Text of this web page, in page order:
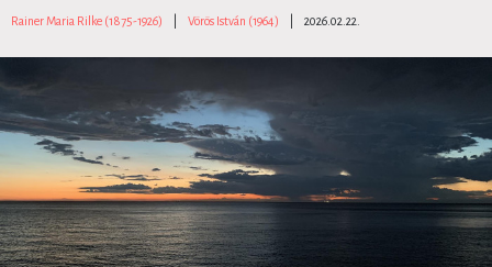
Rainer Maria Rilke (1875-1926) Vörös István (1964) 2026.02.22.